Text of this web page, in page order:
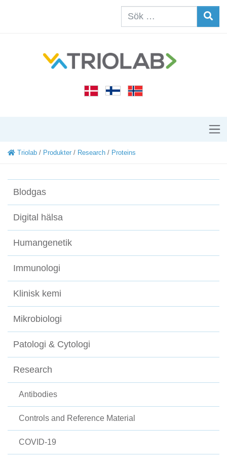
Triolab / Produkter / Research / Proteins
Blodgas
Digital hälsa
Humangenetik
Immunologi
Klinisk kemi
Mikrobiologi
Patologi & Cytologi
Research
Antibodies
Controls and Reference Material
COVID-19